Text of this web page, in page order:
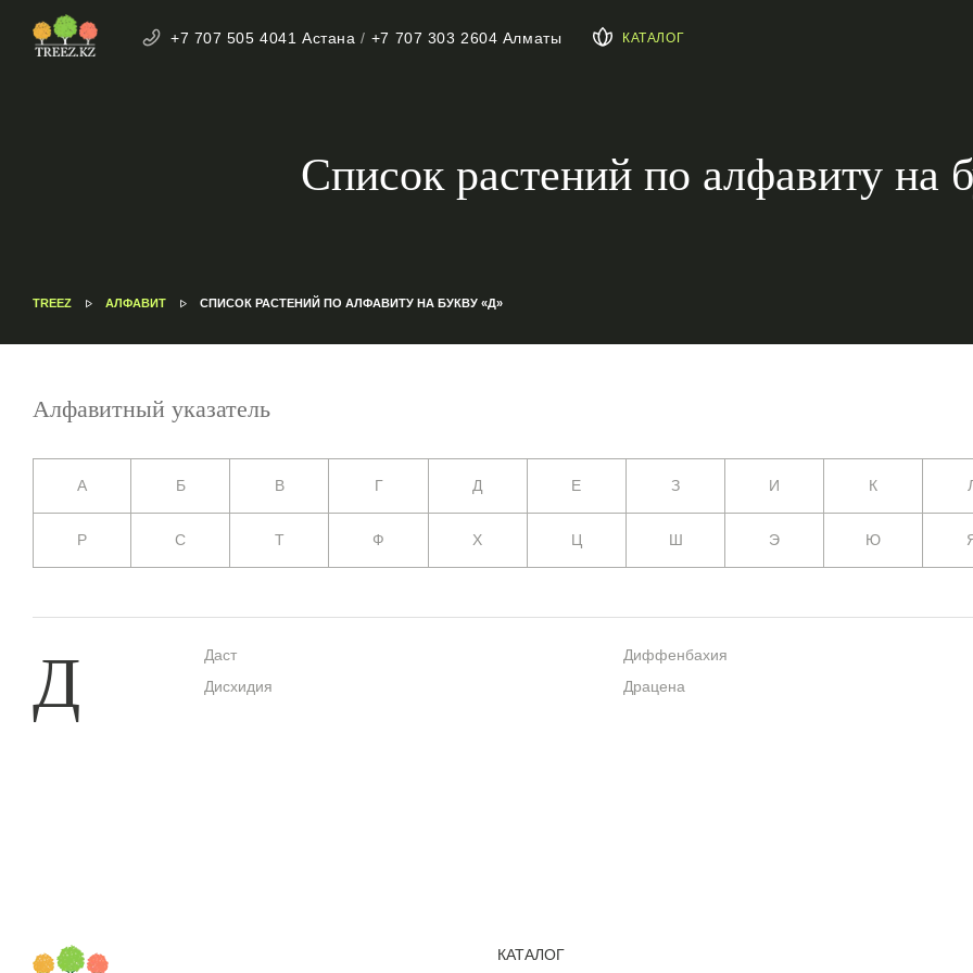
+7 707 505 4041 Астана / +7 707 303 2604 Алматы КАТАЛОГ
Список растений по алфавиту на
TREEZ АЛФАВИТ СПИСОК РАСТЕНИЙ ПО АЛФАВИТУ НА БУКВУ «Д»
Алфавитный указатель
А Б В Г Д Е З И К
Р С Т Ф Х Ц Ш Э Ю
Д
Даст
Дисхидия
Диффенбахия
Драцена
КАТАЛОГ